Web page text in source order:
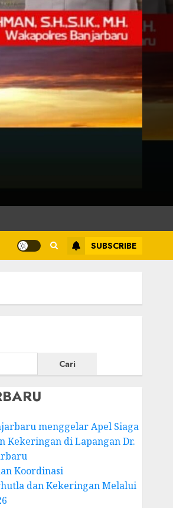
SUBSCRIBE
Cari
menggelar Apel Siaga
Kekeringan di Lapangan Dr.
Koordinasi
dan Kekeringan Melalui